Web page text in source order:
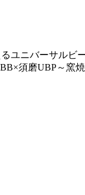
ユニバーサルビ
須磨UBP～